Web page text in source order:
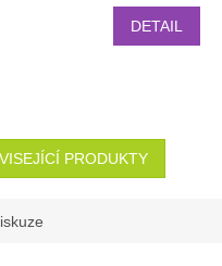
DETAIL
PRODUKTY